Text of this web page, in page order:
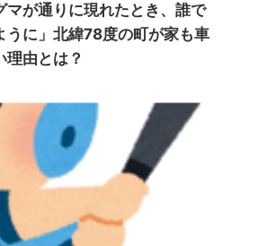
マが通りに現れたとき、誰で
うに」北緯78度の町が家も車
理由とは？